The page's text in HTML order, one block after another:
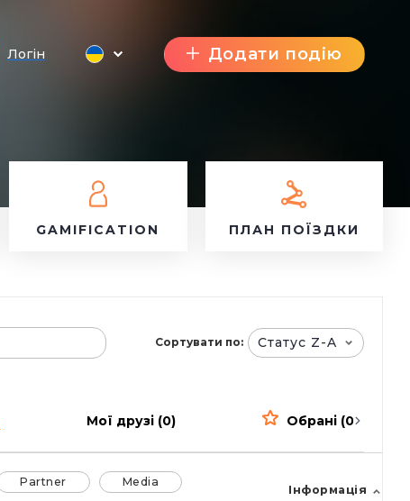
Логін Додати подію
GAMIFICATION ПЛАН ПОЇЗДКИ
Сортувати по: Статус Z-A
Мої друзі (0) Обрані (0)
Partner Media
Інформація